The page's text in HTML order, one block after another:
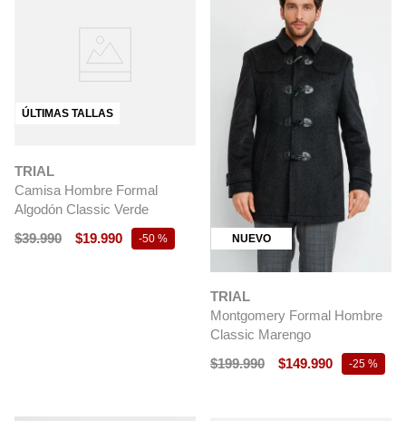
ÚLTIMAS TALLAS
TRIAL
Camisa Hombre Formal
Algodón Classic Verde
$39.990 $19.990 -50 % NUEVO
TRIAL
Montgomery Formal Hombre
Classic Marengo
$199.990 $149.990 -25 %